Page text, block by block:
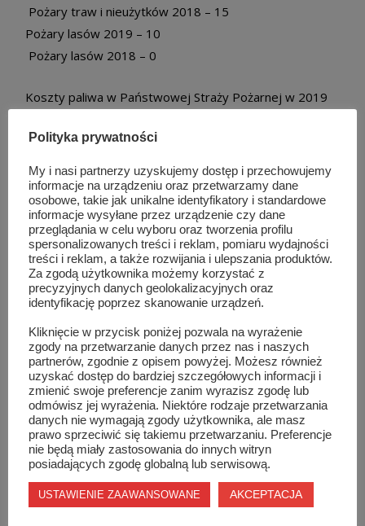
Pożary traw i nieużytków 2018 – 15
Pożary lasów 2019 – 10
Pożary lasów 2018 – 0
Koszty paliwa w Państwowej Straży Pożarnej w 2019
Koszty paliwa do końca lutego 2018 r. – 4 336,14 zł.
Koszty paliwa do końca lutego 2019 r. – 8 349,92 zł.
Udział sił i środków w likwidacji pożarów traw i
nieużytków w 2019 roku:
udział zastępów i ratowników PSP – 146 zastępów; 451
ratowników;
udział zastępów i ratowników OSP – 469 zastępów; 2
546 ratowników.
Poniżej całość wystąpienia komendanta Pawła Sokoła
od 7:30 do 30:30
Polityka prywatności
My i nasi partnerzy uzyskujemy dostęp i przechowujemy
informacje na urządzeniu oraz przetwarzamy dane
osobowe, takie jak unikalne identyfikatory i standardowe
informacje wysyłane przez urządzenie czy dane
przeglądania w celu wyboru oraz tworzenia profilu
spersonalizowanych treści i reklam, pomiaru wydajności
treści i reklam, a także rozwijania i ulepszania produktów.
Za zgodą użytkownika możemy korzystać z
precyzyjnych danych geolokalizacyjnych oraz
identyfikację poprzez skanowanie urządzeń.
Kliknięcie w przycisk poniżej pozwala na wyrażenie
zgody na przetwarzanie danych przez nas i naszych
partnerów, zgodnie z opisem powyżej. Możesz również
uzyskać dostęp do bardziej szczegółowych informacji i
zmienić swoje preferencje zanim wyrazisz zgodę lub
odmówisz jej wyrażenia. Niektóre rodzaje przetwarzania
danych nie wymagają zgody użytkownika, ale masz
prawo sprzeciwić się takiemu przetwarzaniu. Preferencje
nie będą miały zastosowania do innych witryn
posiadających zgodę globalną lub serwisową.
USTAWIENIE ZAAWANSOWANE AKCEPTACJA